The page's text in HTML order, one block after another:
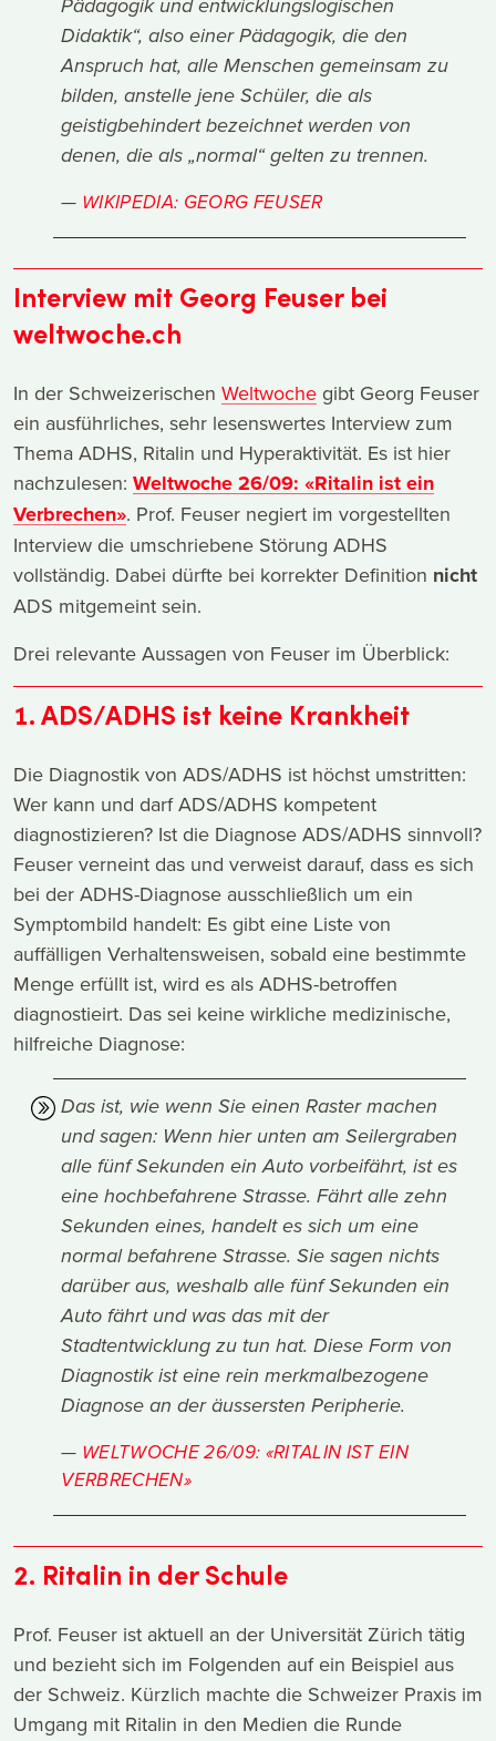
Pädagogik und entwicklungslogischen
Didaktik“, also einer Pädagogik, die den
Anspruch hat, alle Menschen gemeinsam zu
bilden, anstelle jene Schüler, die als
geistigbehindert bezeichnet werden von
denen, die als „normal“ gelten zu trennen.
WIKIPEDIA: GEORG FEUSER
Interview mit Georg Feuser bei
weltwoche.ch
In der Schweizerischen Weltwoche gibt Georg Feuser
ein ausführliches, sehr lesenswertes Interview zum
Thema ADHS, Ritalin und Hyperaktivität. Es ist hier
nachzulesen: Weltwoche 26/09: «Ritalin ist ein
Verbrechen». Prof. Feuser negiert im vorgestellten
Interview die umschriebene Störung ADHS
vollständig. Dabei dürfte bei korrekter Definition nicht
ADS mitgemeint sein.
Drei relevante Aussagen von Feuser im Überblick:
1. ADS/ADHS ist keine Krankheit
Die Diagnostik von ADS/ADHS ist höchst umstritten:
Wer kann und darf ADS/ADHS kompetent
diagnostizieren? Ist die Diagnose ADS/ADHS sinnvoll?
Feuser verneint das und verweist darauf, dass es sich
bei der ADHS-Diagnose ausschließlich um ein
Symptombild handelt: Es gibt eine Liste von
auffälligen Verhaltensweisen, sobald eine bestimmte
Menge erfüllt ist, wird es als ADHS-betroffen
diagnostieirt. Das sei keine wirkliche medizinische,
hilfreiche Diagnose:
Das ist, wie wenn Sie einen Raster machen
und sagen: Wenn hier unten am Seilergraben
alle fünf Sekunden ein Auto vorbeifährt, ist es
eine hochbefahrene Strasse. Fährt alle zehn
Sekunden eines, handelt es sich um eine
normal befahrene Strasse. Sie sagen nichts
darüber aus, weshalb alle fünf Sekunden ein
Auto fährt und was das mit der
Stadtentwicklung zu tun hat. Diese Form von
Diagnostik ist eine rein merkmalbezogene
Diagnose an der äussersten Peripherie.
WELTWOCHE 26/09: «RITALIN IST EIN
VERBRECHEN»
2. Ritalin in der Schule
Prof. Feuser ist aktuell an der Universität Zürich tätig
und bezieht sich im Folgenden auf ein Beispiel aus
der Schweiz. Kürzlich machte die Schweizer Praxis im
Umgang mit Ritalin in den Medien die Runde